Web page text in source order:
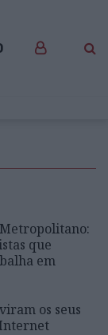
que
em
os seus